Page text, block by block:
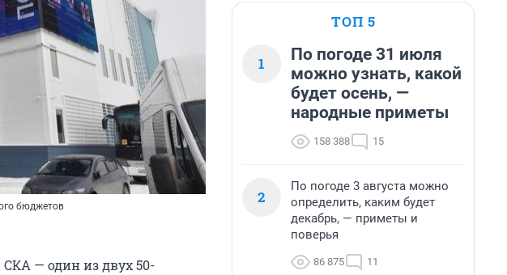
бюджетов
СКА — один из двух 50-
ТОП 5
1
По погоде 31 июля
можно узнать, какой
будет осень, —
народные приметы
158 388 15
2
По погоде 3 августа можно
определить, каким будет
декабрь, — приметы и
поверья
86 875 11